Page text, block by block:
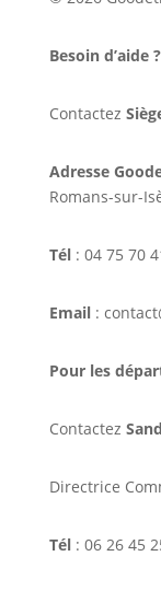
Besoin d’aide
Contactez
Adresse
Romans-sur-
Tél: 04 75 70
Email:
Pour les
Contactez
Directrice
Tél: 06 26 45